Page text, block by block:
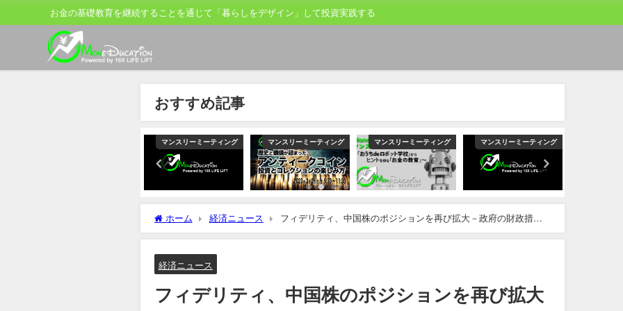
お金の基礎教育を継続することを通じて「暮らしをデザイン」して投資実践する
おすすめ記事
マンスリーミーティング マンスリーミーティング マンスリーミーティング マンスリーミーティング
ホーム 経済ニュース
フィデリティ、中国株のポジションを再び拡大－政府の財政措置
に期待
経済ニュース
フィデリティ、中国株のポジションを再び拡大